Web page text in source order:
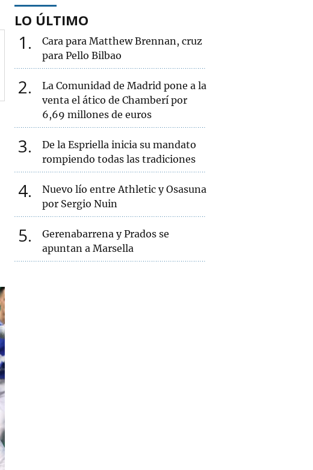
LO ÚLTIMO
1
Cara para Matthew Brennan, cruz
para Pello Bilbao
2
La Comunidad de Madrid pone a la
venta el ático de Chamberí por
6,69 millones de euros
3
De la Espriella inicia su mandato
rompiendo todas las tradiciones
4
Nuevo lío entre Athletic y Osasuna
por Sergio Nuin
5
Gerenabarrena y Prados se
apuntan a Marsella